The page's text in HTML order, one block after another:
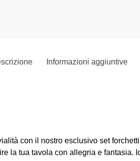
Informazioni aggiuntive
con il nostro esclusivo set
la tua tavola con allegria e fantasia.